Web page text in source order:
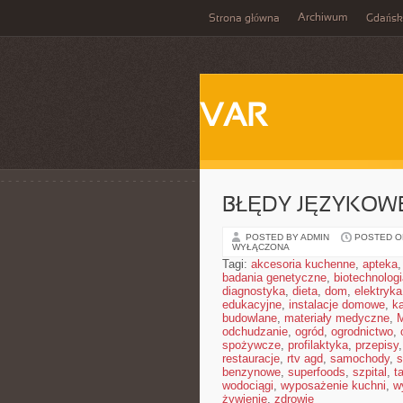
Strona główna Archiwum Gdańsk
VAR
BŁĘDY
POSTED BY ADMIN POSTED
WYŁĄCZONA
Tagi: akcesoria kuchenne, apteka,
badania genetyczne,
diagnostyka, dieta, dom, elektryka
edukacyjne, instalacje domowe,
budowlane, materiały medyczne,
odchudzanie, ogród, ogrodnictwo,
spożywcze, profilaktyka, przepisy,
restauracje, rtv agd, samochody,
benzynowe, superfoods, szpital ,
wodociągi, wyposażenie kuchni,
żywienie, zdrowie